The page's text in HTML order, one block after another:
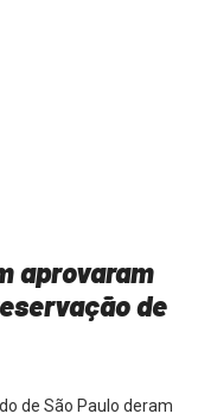
aprovaram
de
de São Paulo deram